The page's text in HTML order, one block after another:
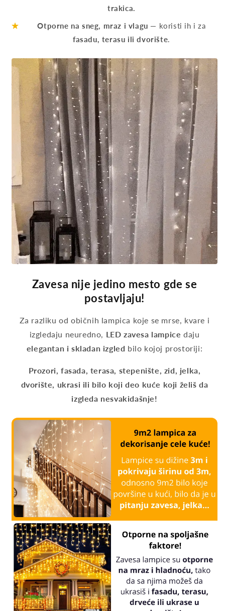
trakica.
★
★ Otporne na sneg, mraz i vlagu — koristi ih i za
fasadu, terasu ili dvorište.
Zavesa nije jedino mesto gde se
postavljaju!
Za razliku od običnih lampica koje se mrse, kvare i
izgledaju neuredno, LED zavesa lampice daju
elegantan i skladan izgled bilo kojoj prostoriji:
Prozori, fasada, terasa, stepenište, zid, jelka,
dvorište, ukrasi ili bilo koji deo kuće koji želiš da
izgleda nesvakidašnje!